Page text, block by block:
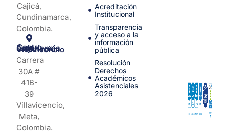
Cajicá,
Cundinamarca,
Colombia.
Centro de Experiencia y Orientación Villavicencio
Carrera
30A #
41B-
39
Villavicencio,
Meta,
Colombia.
Acreditación
Institucional
Transparencia
y acceso a la
información
pública
Resolución
Derechos
Académicos
Asistenciales
2026